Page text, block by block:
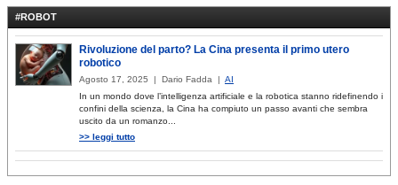
#ROBOT
Rivoluzione del parto? La Cina presenta il primo utero
robotico
Agosto 17, 2025 | Dario Fadda | AI
In un mondo dove l’intelligenza artificiale e la robotica stanno ridefinendo i
confini della scienza, la Cina ha compiuto un passo avanti che sembra
uscito da un romanzo...
>> leggi tutto